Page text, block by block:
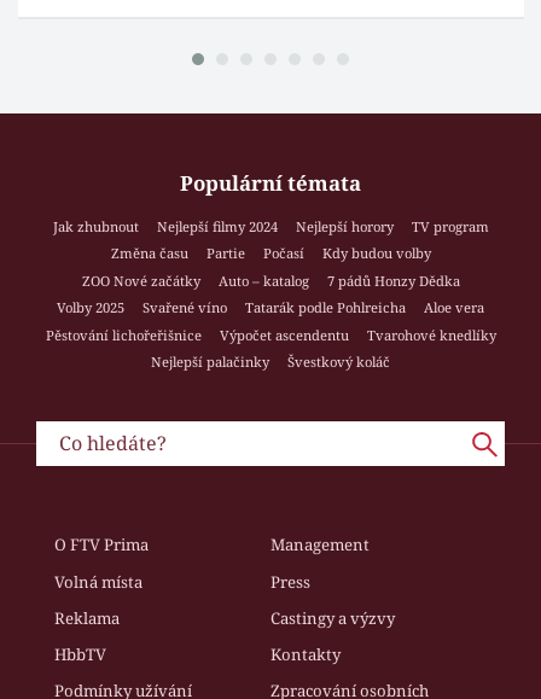
Populární témata
Jak zhubnout Nejlepší filmy 2024 Nejlepší horory
TV program
Změna času
Partie Počasí
Kdy budou volby
ZOO Nové začátky
Auto – katalog
7 pádů Honzy Dědka
Volby 2025
Svařené víno Tatarák podle Pohlreicha
Aloe vera
Pěstování lichořeřišnice
Výpočet ascendentu
Tvarohové knedlíky
Nejlepší palačinky
Švestkový koláč
O FTV Prima
Management
Volná místa
Press
Reklama
Castingy a výzvy
HbbTV
Kontakty
Podmínky užívání
Zpracování osobních